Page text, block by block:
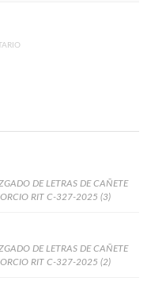
DE LETRAS DE CAÑETE
RIT C-327-2025 (3)
DE LETRAS DE CAÑETE
RIT C-327-2025 (2)